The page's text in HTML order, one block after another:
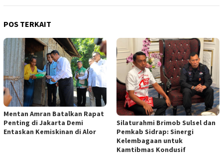
POS TERKAIT
Mentan Amran Batalkan Rapat
Penting di Jakarta Demi
Entaskan Kemiskinan di Alor
Silaturahmi Brimob Sulsel dan
Pemkab Sidrap: Sinergi
Kelembagaan untuk
Kamtibmas Kondusif